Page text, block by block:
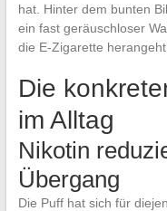
hat. Hinter dem bunten
ein fast geräuschloser
die E-Zigarette herangeht.
Die
im Alltag
Nikotin
Übergang
Die Puff hat sich für